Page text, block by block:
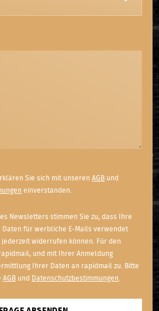
Sie sich mit unserenAGB und
einverstanden.
Newsletters stimmen Sie zu, dass Ihre
Daten für werbliche E-Mails verwendet
widerrufen können. Für den
und mit Ihrer Anmeldung
Ihrer Daten an rapidmail zu. Bitte
AGB und Datenschutzbestimmungen